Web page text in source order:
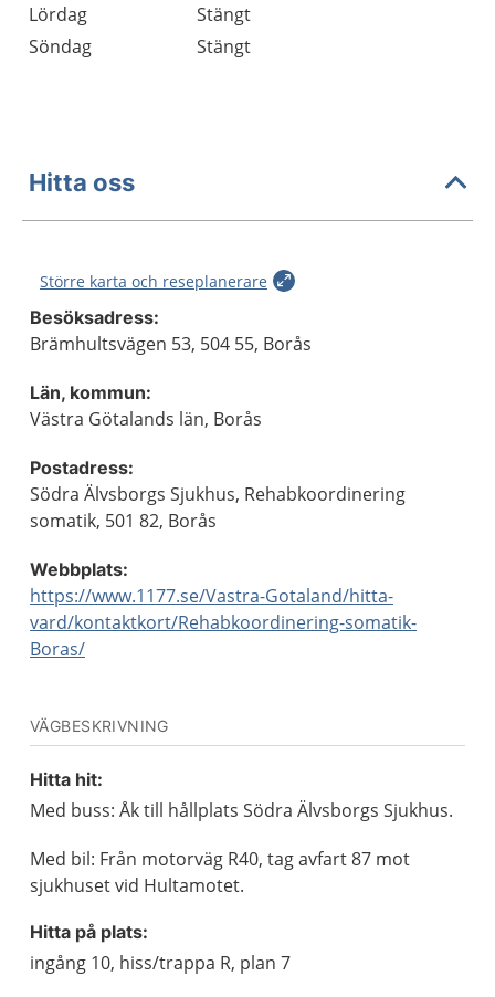
Lördag
Stängt
Söndag
Stängt
Hitta oss
Större karta och reseplanerare
Besöksadress:
Brämhultsvägen 53, 504 55, Borås
Län, kommun:
Västra Götalands län, Borås
Postadress:
Södra Älvsborgs Sjukhus, Rehabkoordinering
somatik, 501 82, Borås
Webbplats:
https://www.1177.se/Vastra-Gotaland/hitta-
vard/kontaktkort/Rehabkoordinering-somatik-
Boras/
VÄGBESKRIVNING
Hitta hit:
Med buss: Åk till hållplats Södra Älvsborgs Sjukhus.
Med bil: Från motorväg R40, tag avfart 87 mot
sjukhuset vid Hultamotet.
Hitta på plats:
ingång 10, hiss/trappa R, plan 7